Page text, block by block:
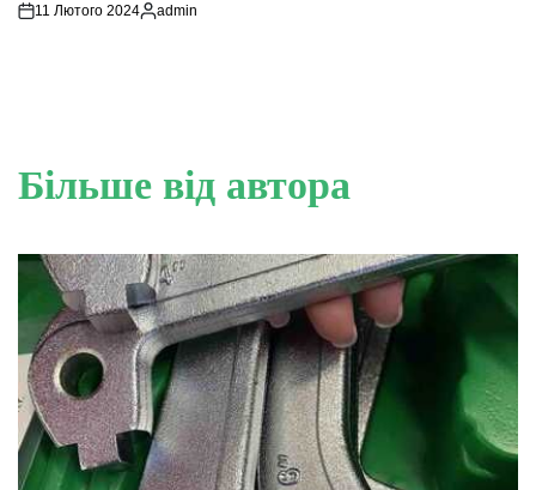
11 Лютого 2024
Опубліковано
admin
Більше від автора